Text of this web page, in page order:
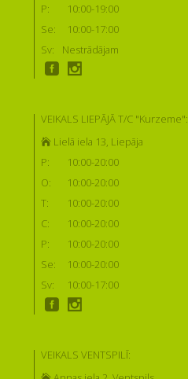
P:
10:00-19:00
Se:
10:00-17:00
Sv:
Nestrādājam
VEIKALS LIEPĀJĀ T/C "Kurzeme":
Lielā iela 13, Liepāja
P:
10:00-20:00
O:
10:00-20:00
T:
10:00-20:00
C:
10:00-20:00
P:
10:00-20:00
Se:
10:00-20:00
Sv:
10:00-17:00
VEIKALS VENTSPILĪ: